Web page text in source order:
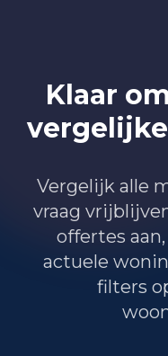
Nijverheid en
Zakelijke
Landbouw,
Vervoer,
Financiele
Klaar
Vergelijk alle
vraag
offertes
actuele
filters